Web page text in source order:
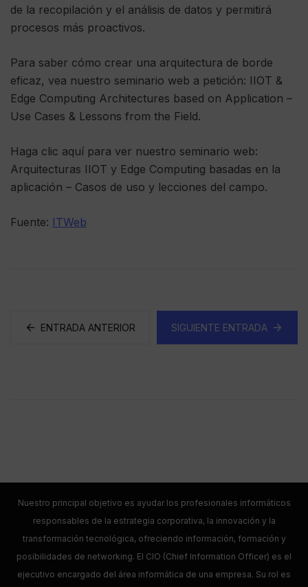
de la recopilación y el análisis de datos y permitirá
procesos más proactivos.
Para saber cómo crear una arquitectura de borde
eficaz, vea nuestro seminario web a petición: IIOT &
Edge Computing Architectures based on Application –
Use Cases & Lessons from the Field.
Haga clic aquí para ver nuestro seminario web:
Arquitecturas IIOT y Edge Computing basadas en la
aplicación – Casos de uso y lecciones del campo.
Fuente: ITWeb
ENTRADA ANTERIOR SIGUIENTE ENTRADA
Nuestro principal objetivo es ayudar los profesionales informáticos
responsables de la estrategia corporativa, la innovación y la
transformación tecnológica, ofreciendo información, formación y
posibilidades de networking. El CIO (Chief Information Officer) es el
ejecutivo encargado del área informática de una empresa. Su rol es